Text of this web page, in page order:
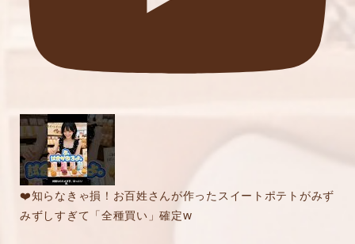
❤️知らなきゃ損！お百姓さんが作ったスイートポテトがみず
みずしすぎて「全種買い」確定w